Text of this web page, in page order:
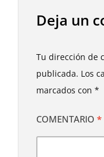
Deja un
Tu dirección de
publicada. Los
marcados con *
COMENTARIO *